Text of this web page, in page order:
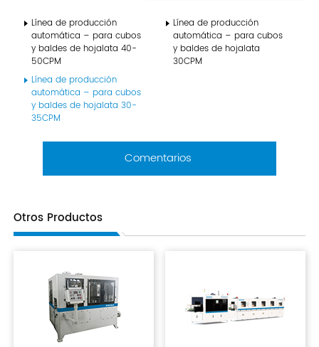
Línea de producción
automática – para cubos
y baldes de hojalata 40-
50CPM
Línea de producción
automática – para cubos
y baldes de hojalata
30CPM
Línea de producción
automática – para cubos
y baldes de hojalata 30-
35CPM
Comentarios
Otros Productos